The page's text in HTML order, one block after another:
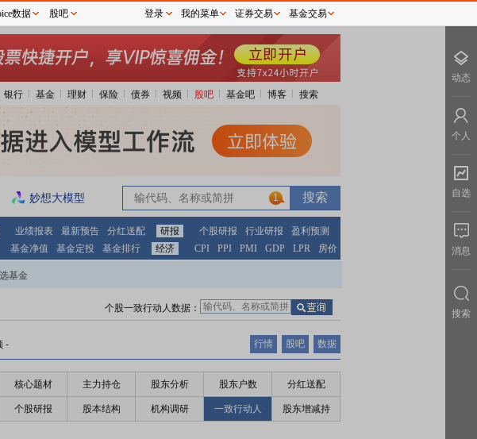
银行 基金 理财 保险 债券 视频 股吧 基金吧 博客 搜索
妙想大模型 1
业绩报表 最新预告 分红送配 研报 个股研报 行业研报
盈利预测
基金净值 基金定投 基金排行 经济 CPI PPI PMI GDP LPR 房价
基金
个股一致行动人数据：
- 行情 股吧 数据
核心题材 主力持仓 股东分析 股东户数 分红送配
个股研报 股本结构 机构调研 一致行动人 股东增减持
数据 股吧 登录 我的菜单 证券交易 基金交易
动态
个人
自选
消息
搜索